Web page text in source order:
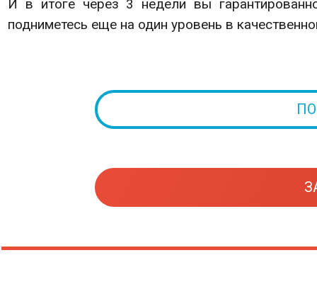
И в итоге через 3 недели вы
подниметесь еще на один уровень в